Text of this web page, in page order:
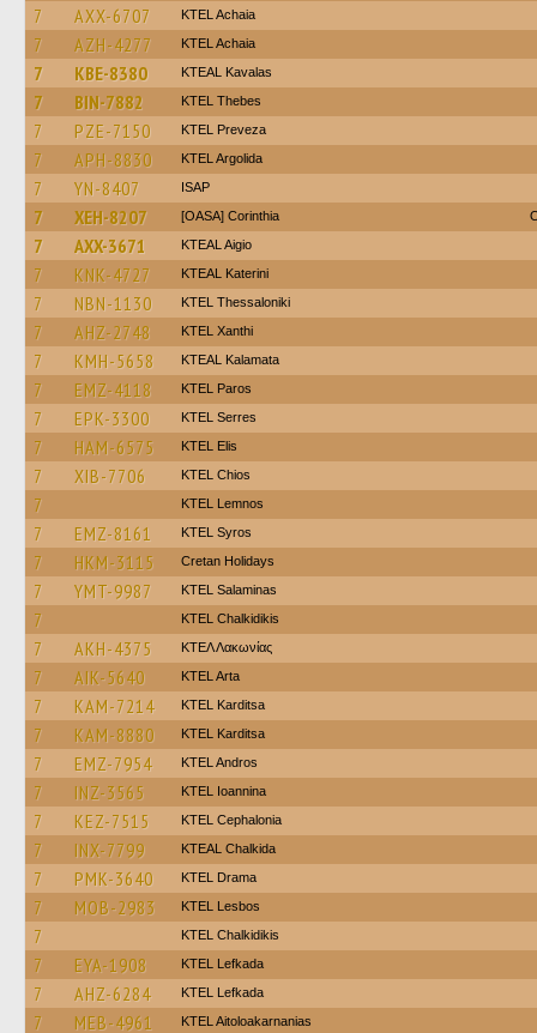
7 AXX-6707 KTEL Achaia
7 AZH-4277 KTEL Achaia
7 KBE-8380 KTEAL Kavalas
7 BIN-7882 KTEL Thebes
7 PZE-7150 KTEL Preveza
7 APH-8830 KTEL Argolida
7 YN-8407 ISAP
7 XEH-8207 [OASA] Corinthia
7 AXX-3671 KTEAL Aigio
7 KNK-4727 KTEAL Katerini
7 NBN-1130 KTEL Thessaloniki
7 AHZ-2748 KTEL Xanthi
7 KMH-5658 KTEAL Kalamata
7 EMZ-4118 KTEL Paros
7 EPK-3300 KTEL Serres
7 HAM-6575 KTEL Elis
7 XIB-7706 KTEL Chios
7 KTEL Lemnos
7 EMZ-8161 KTEL Syros
7 HKM-3115 Cretan Holidays
7 YMT-9987 KTEL Salaminas
7 ΚΤΕL Chalkidikis
7 AKH-4375 ΚΤΕΛ Λακωνίας
7 AIK-5640 KTEL Arta
7 KAM-7214 ΚΤΕL Karditsa
7 KAM-8880 ΚΤΕL Karditsa
7 EMZ-7954 KTEL Andros
7 INZ-3565 KTEL Ioannina
7 KEZ-7515 KTEL Cephalonia
7 INX-7799 KTEAL Chalkida
7 PMK-3640 KTEL Drama
7 MOB-2983 KTEL Lesbos
7 ΚΤΕL Chalkidikis
7 EYA-1908 KTEL Lefkada
7 AHZ-6284 KTEL Lefkada
7 MEB-4961 KTEL Aitoloakarnanias